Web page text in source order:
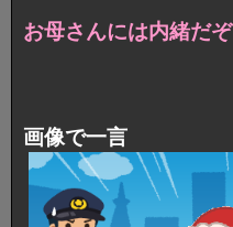
お母さんには内緒だ
画像で一言